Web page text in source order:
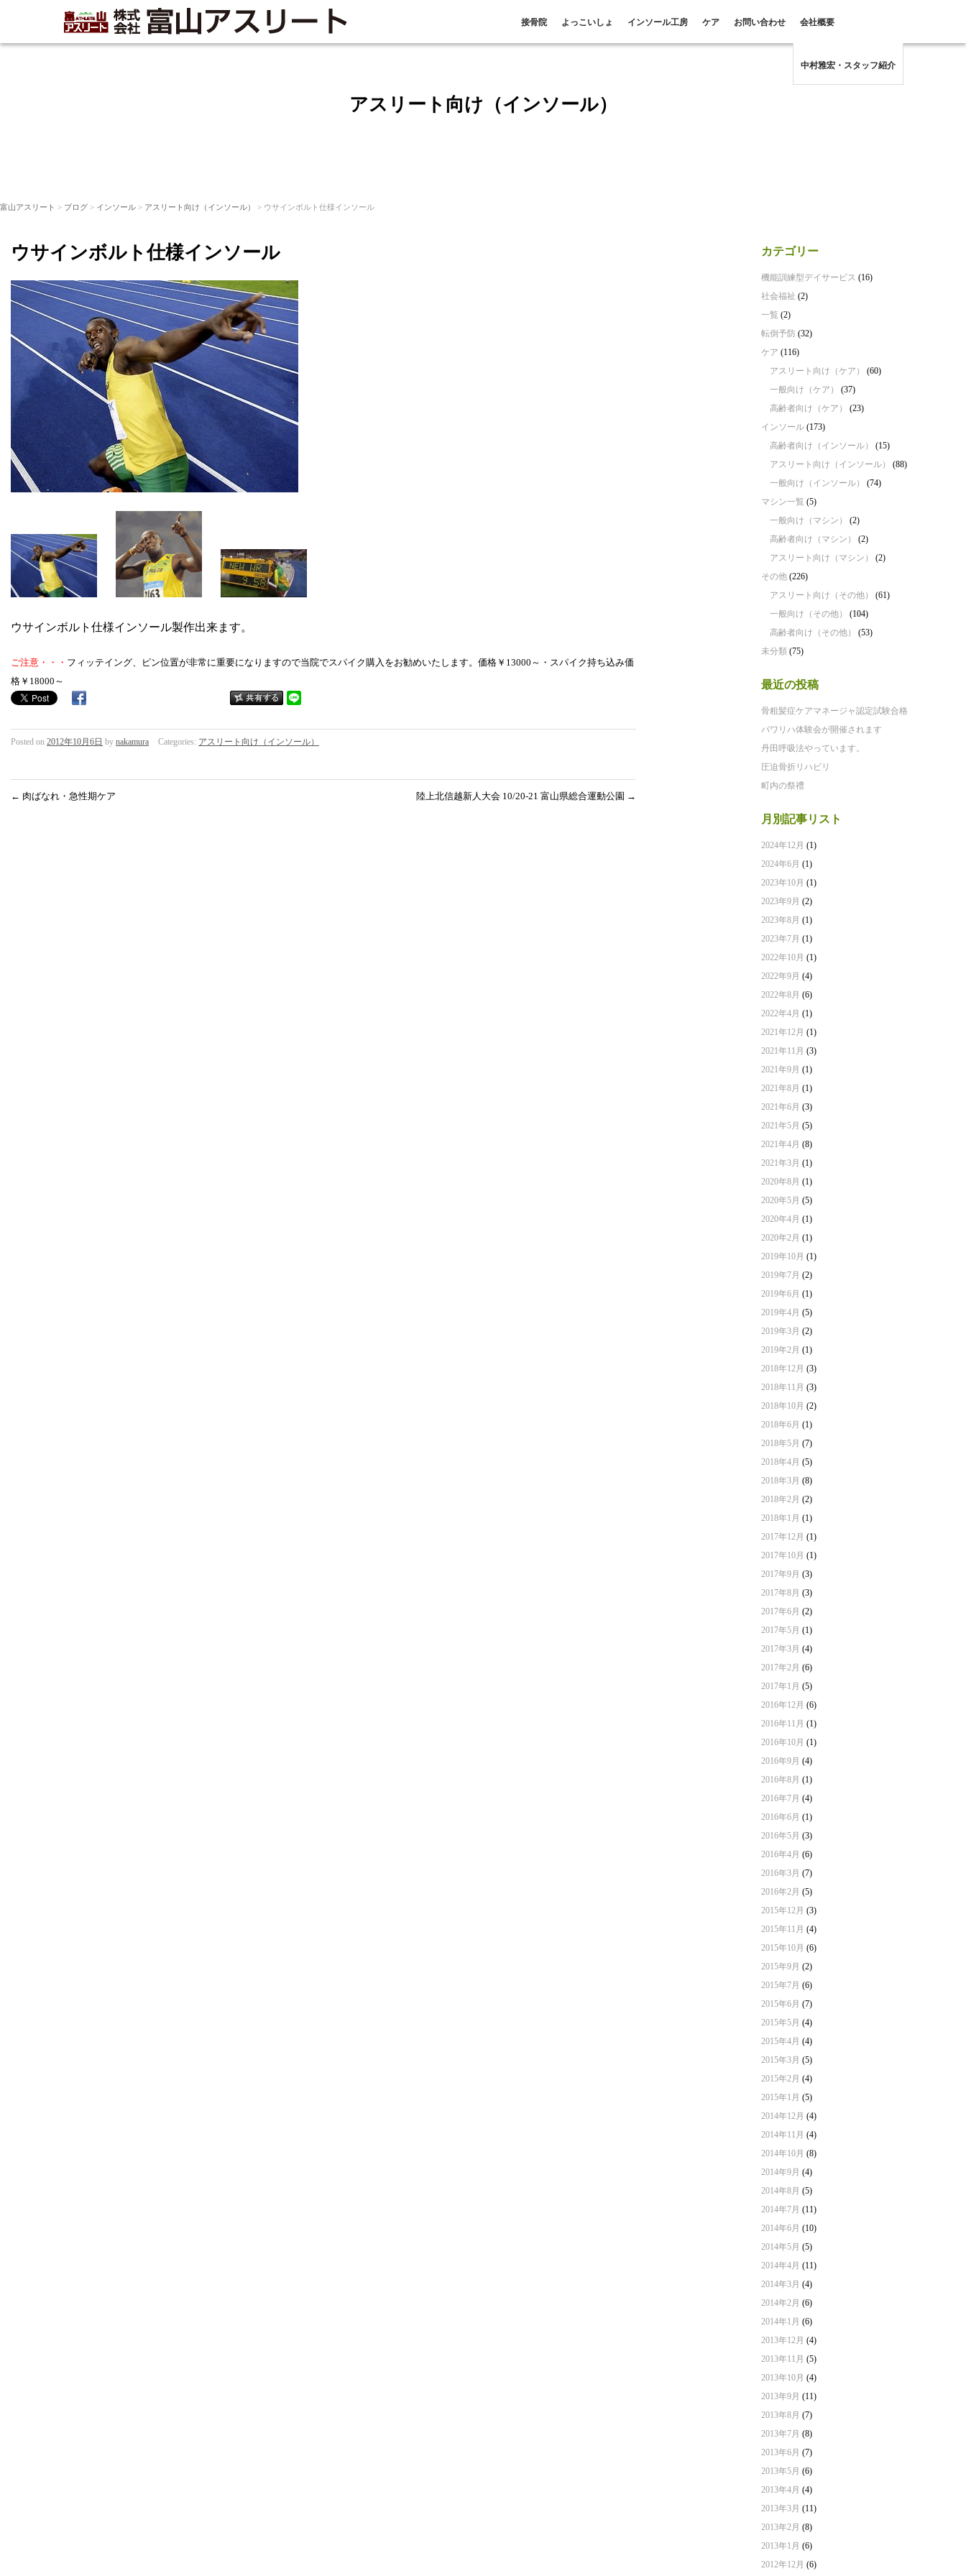
接骨院 よっこいしょ インソール工房 ケア お問い合わせ 会社概要
中村雅宏・スタッフ紹介
アスリート向け（インソール）
富山アスリート > ブログ > インソール > アスリート向け（インソール） > ウサインボルト仕様インソール
ウサインボルト仕様インソール
ウサインボルト仕様インソール製作出来ます。
ご注意・・・ フィッテイング、ピン位置が非常に重要になりますので当院でスパイク購入をお勧めいたします。価格￥13000～・スパイク持ち込み価
格￥18000～
Posted on 2012年10月6日 by nakamura Categories: アスリート向け（インソール）
← 肉ばなれ・急性期ケア 陸上北信越新人大会 10/20-21 富山県総合運動公園 →
カテゴリー
機能訓練型デイサービス (16)
社会福祉 (2)
一覧 (2)
転倒予防 (32)
ケア (116)
アスリート向け（ケア）
(60)
一般向け（ケア）
(37)
高齢者向け（ケア）
(23)
インソール (173)
高齢者向け（インソール）
(15)
アスリート向け（インソール）
(88)
一般向け（インソール）
(74)
マシン一覧 (5)
一般向け（マシン）
(2)
高齢者向け（マシン）
(2)
アスリート向け（マシン）
(2)
その他 (226)
アスリート向け（その他）
(61)
一般向け（その他）
(104)
高齢者向け（その他）
(53)
未分類 (75)
最近の投稿
骨粗髪症ケアマネージャ認定試験合格
パワリハ体験会が開催されます
丹田呼吸法やっています。
圧迫骨折リハビリ
町内の祭禮
月別記事リスト
2024年12月 (1)
2024年6月 (1)
2023年10月 (1)
2023年9月 (2)
2023年8月 (1)
2023年7月 (1)
2022年10月 (1)
2022年9月 (4)
2022年8月 (6)
2022年4月 (1)
2021年12月 (1)
2021年11月 (3)
2021年9月 (1)
2021年8月 (1)
2021年6月 (3)
2021年5月 (5)
2021年4月 (8)
2021年3月 (1)
2020年8月 (1)
2020年5月 (5)
2020年4月 (1)
2020年2月 (1)
2019年10月 (1)
2019年7月 (2)
2019年6月 (1)
2019年4月 (5)
2019年3月 (2)
2019年2月 (1)
2018年12月 (3)
2018年11月 (3)
2018年10月 (2)
2018年6月 (1)
2018年5月 (7)
2018年4月 (5)
2018年3月 (8)
2018年2月 (2)
2018年1月 (1)
2017年12月 (1)
2017年10月 (1)
2017年9月 (3)
2017年8月 (3)
2017年6月 (2)
2017年5月 (1)
2017年3月 (4)
2017年2月 (6)
2017年1月 (5)
2016年12月 (6)
2016年11月 (1)
2016年10月 (1)
2016年9月 (4)
2016年8月 (1)
2016年7月 (4)
2016年6月 (1)
2016年5月 (3)
2016年4月 (6)
2016年3月 (7)
2016年2月 (5)
2015年12月 (3)
2015年11月 (4)
2015年10月 (6)
2015年9月 (2)
2015年7月 (6)
2015年6月 (7)
2015年5月 (4)
2015年4月 (4)
2015年3月 (5)
2015年2月 (4)
2015年1月 (5)
2014年12月 (4)
2014年11月 (4)
2014年10月 (8)
2014年9月 (4)
2014年8月 (5)
2014年7月 (11)
2014年6月 (10)
2014年5月 (5)
2014年4月 (11)
2014年3月 (4)
2014年2月 (6)
2014年1月 (6)
2013年12月 (4)
2013年11月 (5)
2013年10月 (4)
2013年9月 (11)
2013年8月 (7)
2013年7月 (8)
2013年6月 (7)
2013年5月 (6)
2013年4月 (4)
2013年3月 (11)
2013年2月 (8)
2013年1月 (6)
2012年12月 (6)